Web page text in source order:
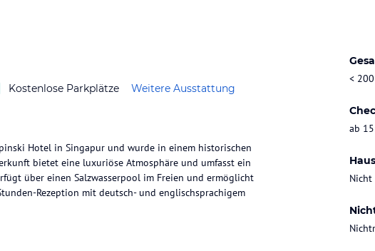
Kostenlose Parkplätze Weitere Ausstattung
< 200
ab
Hotel in Singapur und wurde in einem historischen
bietet eine luxuriöse Atmosphäre und umfasst ein
über einen Salzwasserpool im Freien und ermöglicht
Rezeption mit deutsch- und englischsprachigem